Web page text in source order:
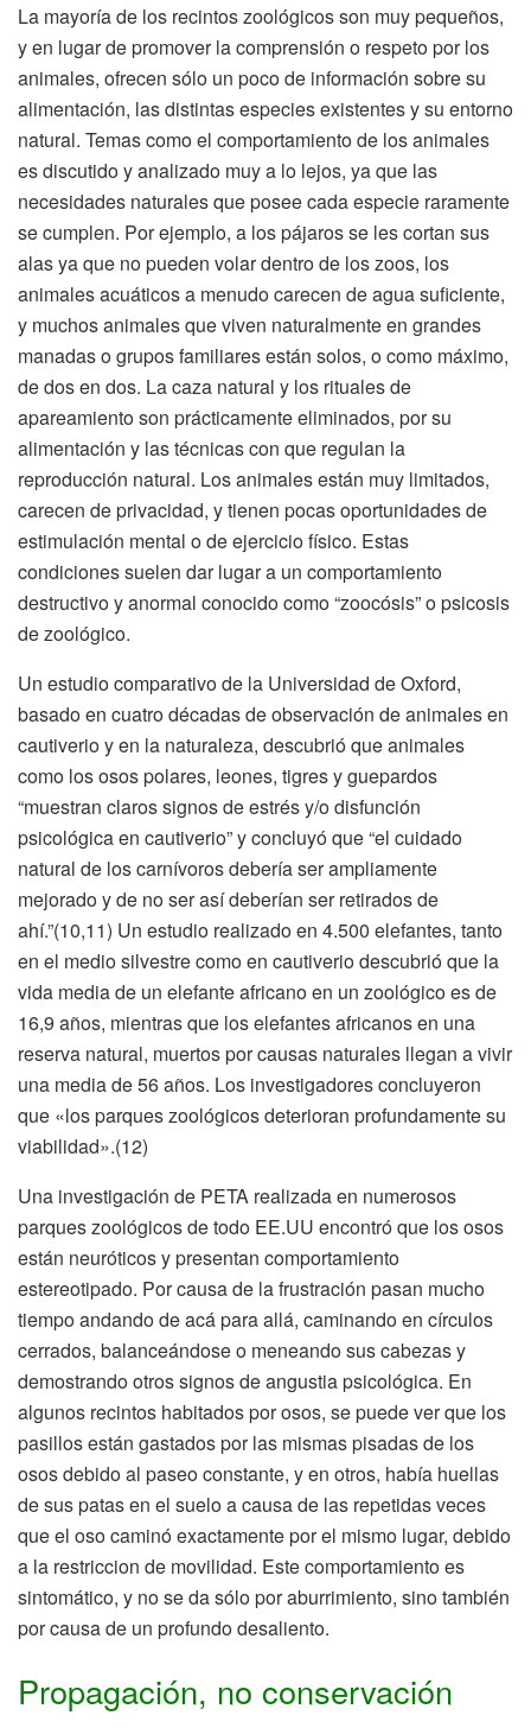
La mayoría de los recintos zoológicos son muy pequeños,
y en lugar de promover la comprensión o respeto por los
animales, ofrecen sólo un poco de información sobre su
alimentación, las distintas especies existentes y su entorno
natural. Temas como el comportamiento de los animales
es discutido y analizado muy a lo lejos, ya que las
necesidades naturales que posee cada especie raramente
se cumplen. Por ejemplo, a los pájaros se les cortan sus
alas ya que no pueden volar dentro de los zoos, los
animales acuáticos a menudo carecen de agua suficiente,
y muchos animales que viven naturalmente en grandes
manadas o grupos familiares están solos, o como máximo,
de dos en dos. La caza natural y los rituales de
apareamiento son prácticamente eliminados, por su
alimentación y las técnicas con que regulan la
reproducción natural. Los animales están muy limitados,
carecen de privacidad, y tienen pocas oportunidades de
estimulación mental o de ejercicio físico. Estas
condiciones suelen dar lugar a un comportamiento
destructivo y anormal conocido como “zoocósis” o psicosis
de zoológico.
Un estudio comparativo de la Universidad de Oxford,
basado en cuatro décadas de observación de animales en
cautiverio y en la naturaleza, descubrió que animales
como los osos polares, leones, tigres y guepardos
“muestran claros signos de estrés y/o disfunción
psicológica en cautiverio” y concluyó que “el cuidado
natural de los carnívoros debería ser ampliamente
mejorado y de no ser así deberían ser retirados de
ahí.”(10,11) Un estudio realizado en 4.500 elefantes, tanto
en el medio silvestre como en cautiverio descubrió que la
vida media de un elefante africano en un zoológico es de
16,9 años, mientras que los elefantes africanos en una
reserva natural, muertos por causas naturales llegan a vivir
una media de 56 años. Los investigadores concluyeron
que «los parques zoológicos deterioran profundamente su
viabilidad».(12)
Una investigación de PETA realizada en numerosos
parques zoológicos de todo EE.UU encontró que los osos
están neuróticos y presentan comportamiento
estereotipado. Por causa de la frustración pasan mucho
tiempo andando de acá para allá, caminando en círculos
cerrados, balanceándose o meneando sus cabezas y
demostrando otros signos de angustia psicológica. En
algunos recintos habitados por osos, se puede ver que los
pasillos están gastados por las mismas pisadas de los
osos debido al paseo constante, y en otros, había huellas
de sus patas en el suelo a causa de las repetidas veces
que el oso caminó exactamente por el mismo lugar, debido
a la restriccion de movilidad. Este comportamiento es
sintomático, y no se da sólo por aburrimiento, sino también
por causa de un profundo desaliento.
Propagación, no conservación